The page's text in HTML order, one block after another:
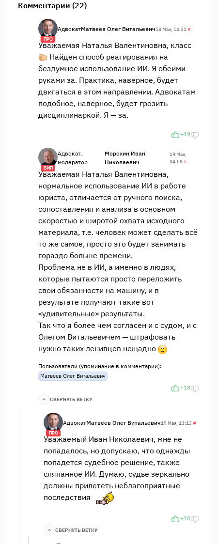
Комментарии (22)
ПРО
АдвокатМатвеев Олег Витальевич18 Мая, 14:31#
Уважаемая Наталья Валентиновна, класс
Найден способ реагирования на
бездумное использование ИИ. Я обеими
руками за. Практика, наверное, будет
двигаться в этом направлении. Адвокатам
подобное, наверное, будет грозить
дисциплинаркой. Я — за.
+19
ВИП
Адвокат,
модератор
Морохин Иван
Николаевич
19 Мая,
04:58#
Уважаемая Наталья Валентиновна,
нормальное использование ИИ в работе
юриста, отличается от ручного поиска,
сопоставления и анализа в основном
скоростью и широтой охвата исходного
материала, т.е. человек может сделать всё
то же самое, просто это будет занимать
гораздо больше времени.
Проблема не в ИИ, а именно в людях,
которые пытаются просто переложить
свои обязанности на машину, и в
результате получают такие вот
«удивительные» результаты.
Так что я более чем согласен и с судом, и с
Олегом Витальевичем — штрафовать
нужно таких ленивцев нещадно
Пользователи (упоминание в комментарии):
Матвеев Олег Витальевич
+18
СВЕРНУТЬ ВЕТКУ
ПРО
АдвокатМатвеев Олег Витальевич19 Мая, 13:13 #
Уважаемый Иван Николаевич, мне не
попадалось, но допускаю, что однажды
попадется судебное решение, также
сляпанное ИИ. Думаю, судье зеркально
должны прилететь неблагоприятные
последствия
+10
СВЕРНУТЬ ВЕТКУ